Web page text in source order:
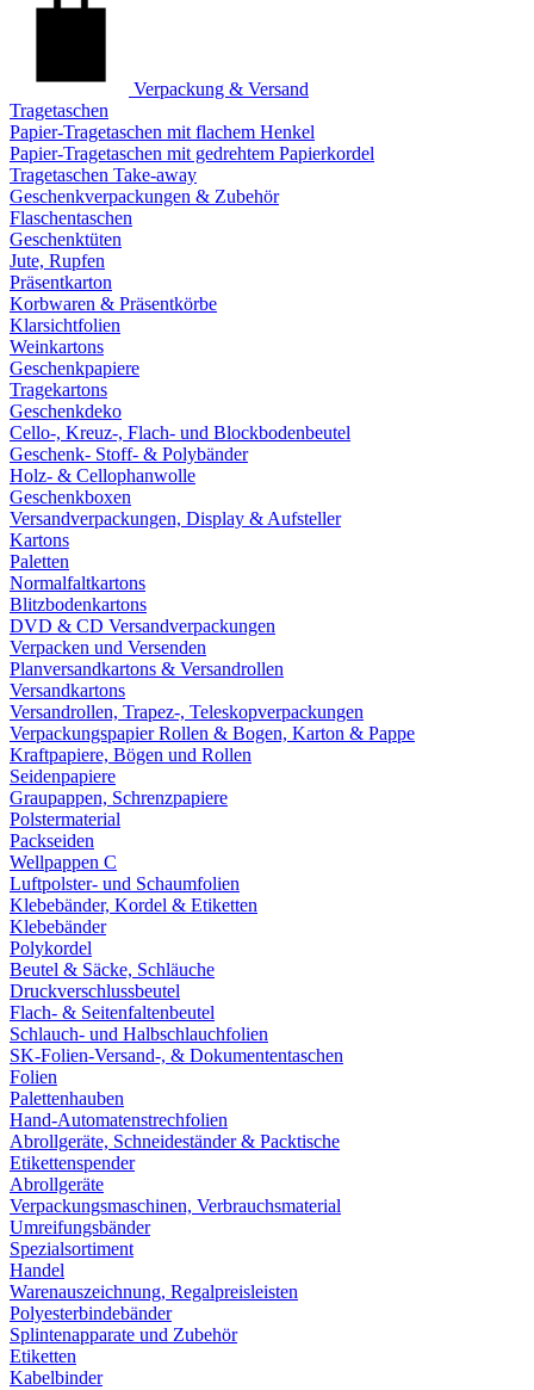
Verpackung & Versand
Tragetaschen
Papier-Tragetaschen mit flachem Henkel
Papier-Tragetaschen mit gedrehtem Papierkordel
Tragetaschen Take-away
Geschenkverpackungen & Zubehör
Flaschentaschen
Geschenktüten
Jute, Rupfen
Präsentkarton
Korbwaren & Präsentkörbe
Klarsichtfolien
Weinkartons
Geschenkpapiere
Tragekartons
Geschenkdeko
Cello-, Kreuz-, Flach- und Blockbodenbeutel
Geschenk- Stoff- & Polybänder
Holz- & Cellophanwolle
Geschenkboxen
Versandverpackungen, Display & Aufsteller
Kartons
Paletten
Normalfaltkartons
Blitzbodenkartons
DVD & CD Versandverpackungen
Verpacken und Versenden
Planversandkartons & Versandrollen
Versandkartons
Versandrollen, Trapez-, Teleskopverpackungen
Verpackungspapier Rollen & Bogen, Karton & Pappe
Kraftpapiere, Bögen und Rollen
Seidenpapiere
Graupappen, Schrenzpapiere
Polstermaterial
Packseiden
Wellpappen C
Luftpolster- und Schaumfolien
Klebebänder, Kordel & Etiketten
Klebebänder
Polykordel
Beutel & Säcke, Schläuche
Druckverschlussbeutel
Flach- & Seitenfaltenbeutel
Schlauch- und Halbschlauchfolien
SK-Folien-Versand-, & Dokumententaschen
Folien
Palettenhauben
Hand-Automatenstrechfolien
Abrollgeräte, Schneideständer & Packtische
Etikettenspender
Abrollgeräte
Verpackungsmaschinen, Verbrauchsmaterial
Umreifungsbänder
Spezialsortiment
Handel
Warenauszeichnung, Regalpreisleisten
Polyesterbindebänder
Splintenapparate und Zubehör
Etiketten
Kabelbinder